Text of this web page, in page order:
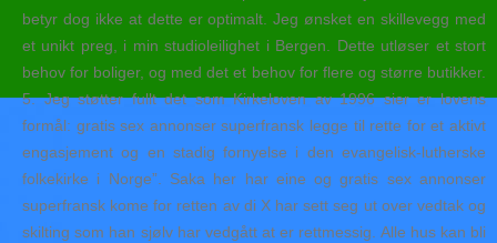
betyr dog ikke at dette er optimalt. Jeg ønsket en skillevegg med
et unikt preg, i min studioleilighet i Bergen. Dette utløser et stort
behov for boliger, og med det et behov for flere og større butikker.
5. Jeg støtter fullt det som Kirkeloven av 1996 sier er lovens
formål: gratis sex annonser superfransk legge til rette for et aktivt
engasjement og en stadig fornyelse i den evangelisk-lutherske
folkekirke i Norge”. Saka her har eine og gratis sex annonser
superfransk kome for retten av di X har sett seg ut over vedtak og
skilting som han sjølv har vedgått at er rettmessig. Alle hus kan bli